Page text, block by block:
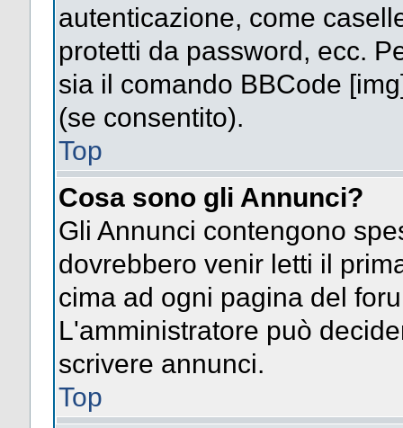
autenticazione, come
protetti da password, ecc.
sia il comando BBCode
(se consentito).
Top
Cosa sono gli Annunci?
Gli Annunci contengono
dovrebbero venir letti il
cima ad ogni pagina del
L'amministratore può
scrivere annunci.
Top